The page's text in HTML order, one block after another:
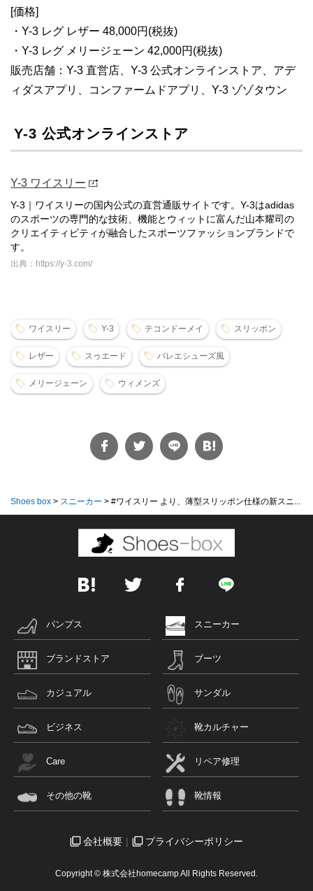
[価格]
・Y-3 レグ レザー 48,000円(税抜)
・Y-3 レグ メリージェーン 42,000円(税抜)
販売店舗：Y-3 直営店、Y-3 公式オンラインストア、アデ
ィダスアプリ、コンファームドアプリ、Y-3 ゾゾタウン
Y-3 公式オンラインストア
Y-3 ワイスリー
Y-3｜ワイスリーの国内公式の直営通販サイトです。Y-3はadidas
のスポーツの専門的な技術、機能とウィットに富んだ山本耀司の
クリエイティビティが融合したスポーツファッションブランドで
す。
出典：https://y-3.com/
ワイスリー Y-3 テコンドーメイ スリッポン
レザー スゥエード バレエシューズ風
メリージェーン ウィメンズ
Shoes box > スニーカー > #ワイスリー より、薄型スリッポン仕様の新スニ...
パンプス スニーカー
ブランドストア ブーツ
カジュアル サンダル
ビジネス 靴カルチャー
Care リペア修理
その他の靴 靴情報
会社概要 プライバシーポリシー
Copyright © 株式会社homecamp All Rights Reserved.